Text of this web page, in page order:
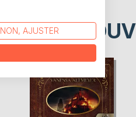
À
NON, AJUSTER